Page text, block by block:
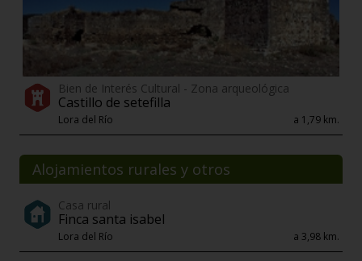
Bien de Interés Cultural - Zona arqueológica
Castillo de setefilla
Lora del Río a 1,79 km.
Alojamientos rurales y otros
Casa rural
Finca santa isabel
Lora del Río a 3,98 km.